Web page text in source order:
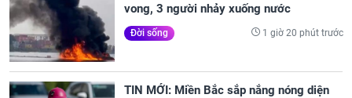
vong, 3 người nhảy xuống nước
Đời sống 1 giờ 20 phút trước
TIN MỚI: Miền Bắc sắp nắng nóng diện